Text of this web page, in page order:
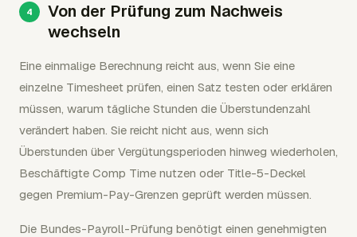
Von der Prüfung zum Nachweis
wechseln
Eine einmalige Berechnung reicht aus, wenn Sie eine
einzelne Timesheet prüfen, einen Satz testen oder erklären
müssen, warum tägliche Stunden die Überstundenzahl
verändert haben. Sie reicht nicht aus, wenn sich
Überstunden über Vergütungsperioden hinweg wiederholen,
Beschäftigte Comp Time nutzen oder Title-5-Deckel
gegen Premium-Pay-Grenzen geprüft werden müssen.
Die Bundes-Payroll-Prüfung benötigt einen genehmigten